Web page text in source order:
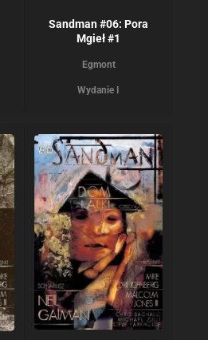
Sandman #06: Pora
Mgieł #1
Egmont
Wydanie I